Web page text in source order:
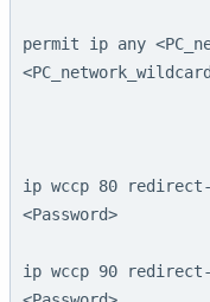
permit ip any
ip wccp 80
<Password>
ip wccp 90